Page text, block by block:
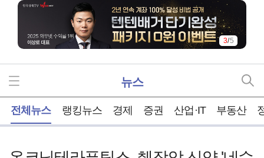
3/5
뉴스
전체뉴스 랭킹뉴스 경제 증권 산업·IT 부동산